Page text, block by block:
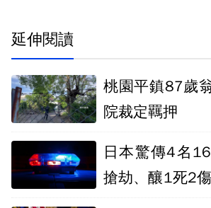
延伸閱讀
桃園平鎮87歲
院裁定羈押
日本驚傳4名
搶劫、釀1死2